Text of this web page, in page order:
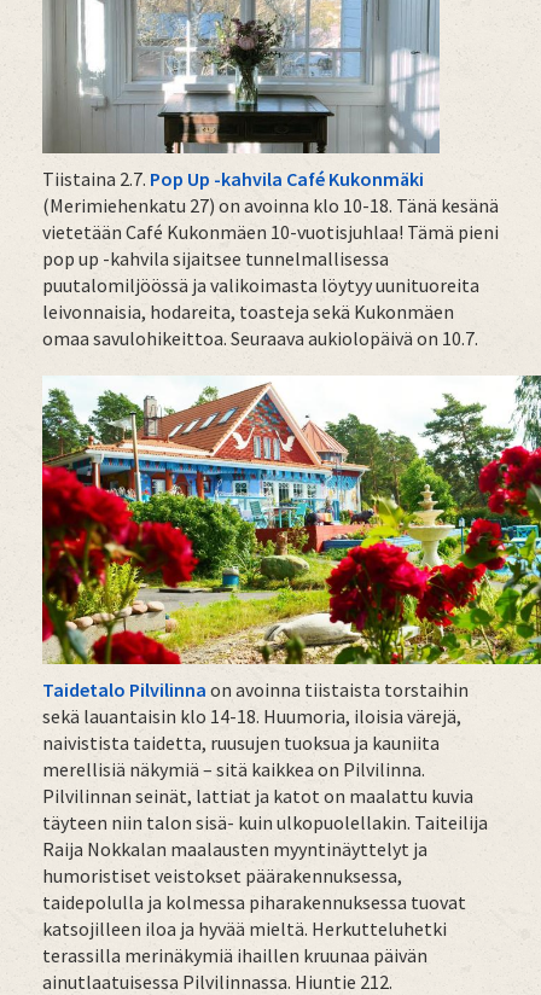
Tiistaina 2.7. Pop Up -kahvila Café Kukonmäki
(Merimiehenkatu 27) on avoinna klo 10-18. Tänä kesänä
vietetään Café Kukonmäen 10-vuotisjuhlaa! Tämä pieni
pop up -kahvila sijaitsee tunnelmallisessa
puutalomiljöössä ja valikoimasta löytyy uunituoreita
leivonnaisia, hodareita, toasteja sekä Kukonmäen
omaa savulohikeittoa. Seuraava aukiolopäivä on 10.7.
Taidetalo Pilvilinna on avoinna tiistaista torstaihin
sekä lauantaisin klo 14-18. Huumoria, iloisia värejä,
naivistista taidetta, ruusujen tuoksua ja kauniita
merellisiä näkymiä – sitä kaikkea on Pilvilinna.
Pilvilinnan seinät, lattiat ja katot on maalattu kuvia
täyteen niin talon sisä- kuin ulkopuolellakin. Taiteilija
Raija Nokkalan maalausten myyntinäyttelyt ja
humoristiset veistokset päärakennuksessa,
taidepolulla ja kolmessa piharakennuksessa tuovat
katsojilleen iloa ja hyvää mieltä. Herkutteluhetki
terassilla merinäkymiä ihaillen kruunaa päivän
ainutlaatuisessa Pilvilinnassa. Hiuntie 212.